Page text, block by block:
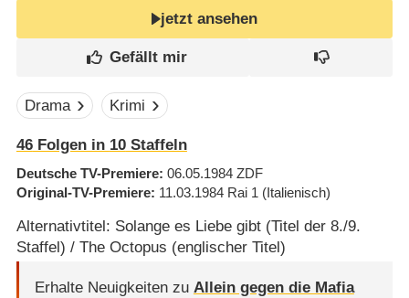
jetzt ansehen
Drama Krimi
46Folgen in 10Staffeln
Deutsche TV-Premiere 06.05.1984 ZDF
Original-TV-Premiere 11.03.1984 Rai 1 (Italienisch)
Alternativtitel: Solange es Liebe gibt (Titel der 8./9.
Staffel) / The Octopus (englischer Titel)
Erhalte Neuigkeiten zu Allein gegen die Mafia